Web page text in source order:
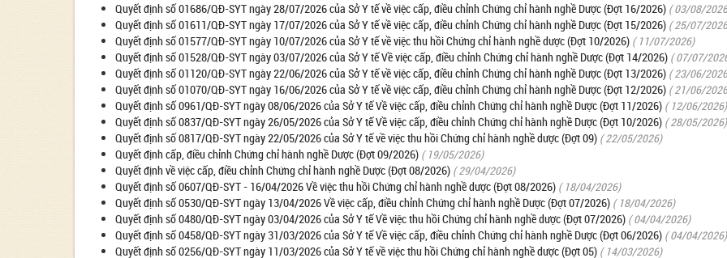
Quyết định số 01686/QĐ-SYT ngày 28/07/2026 của Sở Y tế về việc cấp, điều chỉnh Chứng chỉ hành nghề Dược (Đợt 16/2026) ( 03/08/
Quyết định số 01611/QĐ-SYT ngày 17/07/2026 của Sở Y tế về việc cấp, điều chỉnh Chứng chỉ hành nghề Dược (Đợt 15/2026) ( 25/07/
Quyết định số 01577/QĐ-SYT ngày 10/07/2026 của Sở Y tế về việc thu hồi Chứng chỉ hành nghề dược (Đợt 10/2026) ( 11/07/2026)
Quyết định số 01528/QĐ-SYT ngày 03/07/2026 của Sở Y tế Về việc cấp, điều chỉnh Chứng chỉ hành nghề Dược (Đợt 14/2026) ( 07/07/
Quyết định số 01120/QĐ-SYT ngày 22/06/2026 của Sở Y tế về việc cấp, điều chỉnh Chứng chỉ hành nghề Dược (Đợt 13/2026) ( 23/06/
Quyết định số 01070/QĐ-SYT ngày 16/06/2026 của Sở Y tế về việc cấp, điều chỉnh Chứng chỉ hành nghề Dược (Đợt 12/2026) ( 21/06/
Quyết định số 0961/QĐ-SYT ngày 08/06/2026 của Sở Y tế Về việc cấp, điều chỉnh Chứng chỉ hành nghề Dược (Đợt 11/2026) ( 12/06/2026)
Quyết định số 0837/QĐ-SYT ngày 26/05/2026 của Sở Y tế Về việc cấp, điều chỉnh Chứng chỉ hành nghề Dược (Đợt 10/2026) ( 28/05/2026)
Quyết định số 0817/QĐ-SYT ngày 22/05/2026 của Sở Y tế về việc thu hồi Chứng chỉ hành nghề dược (Đợt 09) ( 22/05/2026)
Quyết định cấp, điều chỉnh Chứng chỉ hành nghề Dược (Đợt 09/2026) ( 19/05/2026)
Quyết định về việc cấp, điều chỉnh Chứng chỉ hành nghề Dược (Đợt 08/2026) ( 29/04/2026)
Quyết định số 0607/QĐ-SYT - 16/04/2026 Về việc thu hồi Chứng chỉ hành nghề dược (Đợt 08/2026) ( 18/04/2026)
Quyết định số 0530/QĐ-SYT ngày 13/04/2026 Về việc cấp, điều chỉnh Chứng chỉ hành nghề Dược (Đợt 07/2026) ( 18/04/2026)
Quyết định số 0480/QĐ-SYT ngày 03/04/2026 của Sở Y tế Về việc thu hồi Chứng chỉ hành nghề dược (Đợt 07/2026) ( 04/04/2026)
Quyết định số 0458/QĐ-SYT ngày 31/03/2026 của Sở Y tế Về việc cấp, điều chỉnh Chứng chỉ hành nghề Dược (Đợt 06/2026) ( 04/04/2026)
Quyết định số 0256/QĐ-SYT ngày 11/03/2026 của Sở Y tế về việc thu hồi Chứng chỉ hành nghề dược (Đợt 05) ( 14/03/2026)